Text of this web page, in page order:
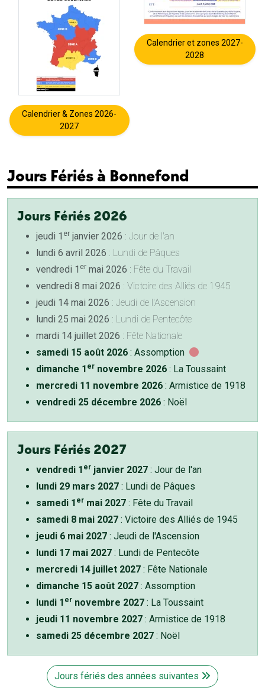
Calendrier & Zones 2026-
2027
Calendrier et zones 2027-
2028
Jours Fériés à Bonnefond
Jours Fériés 2026
jeudi 1 er janvier 2026 : Jour de l'an
lundi 6 avril 2026 : Lundi de Pâques
vendredi 1 er mai 2026 : Fête du Travail
vendredi 8 mai 2026 : Victoire des Alliés de 1945
jeudi 14 mai 2026 : Jeudi de l'Ascension
lundi 25 mai 2026 : Lundi de Pentecôte
mardi 14 juillet 2026 : Fête Nationale
samedi 15 août 2026 : Assomption
dimanche 1 er novembre 2026 : La Toussaint
mercredi 11 novembre 2026 : Armistice de 1918
vendredi 25 décembre 2026 : Noël
Jours Fériés 2027
vendredi 1 er janvier 2027 : Jour de l'an
lundi 29 mars 2027 : Lundi de Pâques
samedi 1 er mai 2027 : Fête du Travail
samedi 8 mai 2027 : Victoire des Alliés de 1945
jeudi 6 mai 2027 : Jeudi de l'Ascension
lundi 17 mai 2027 : Lundi de Pentecôte
mercredi 14 juillet 2027 : Fête Nationale
dimanche 15 août 2027 : Assomption
lundi 1 er novembre 2027 : La Toussaint
jeudi 11 novembre 2027 : Armistice de 1918
samedi 25 décembre 2027 : Noël
Jours fériés des années suivantes